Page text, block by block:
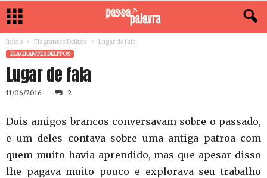
Início Flagrantes Delitos Lugar de fala
FLAGRANTES DELITOS
Lugar de fala
11/06/2016 2
Dois amigos brancos conversavam sobre o passado,
e um deles contava sobre uma antiga patroa com
quem muito havia aprendido, mas que apesar disso
lhe pagava muito pouco e explorava seu trabalho